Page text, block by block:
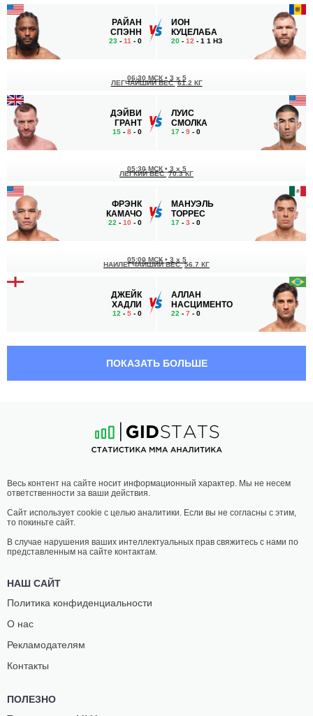
РАЙАН
СПЭНН
23 - 11 - 0
ИОН
КУЦЕЛАБА
20 - 12 - 1 1 НЗ
ДЭЙВИ
ГРАНТ
15 - 8 - 0
06:30 МСК • 3 x 5
ЛЕГЧАЙШИЙ ВЕС 61.2 КГ
ЛУИС
СМОЛКА
17 - 9 - 0
ФРЭНК
КАМАЧО
22 - 10 - 0
05:30 МСК • 3 x 5
ЛЕГКИЙ ВЕС 70.3 КГ
МАНУЭЛЬ
ТОРРЕС
17 - 3 - 0
ДЖЕЙК
ХАДЛИ
12 - 5 - 0
05:00 МСК • 3 x 5
НАИЛЕГЧАЙШИЙ ВЕС 56.7 КГ
АЛЛАН
НАСЦИМЕНТО
22 - 7 - 0
ДЖОНСОН
24-20- 0
03:45 МСК•
ЛЕГКИЙ ВЕС 70.3 КГ
ПАТРИК
ПОКАЗАТЬ БОЛЬШЕ
Весь контент на сайте носит информационный характер. Мы не несем
ответственности за ваши действия.
Сайт использует cookie с целью аналитики. Если вы не согласны с этим,
то покиньте сайт.
В случае нарушения ваших интеллектуальных прав свяжитесь с нами по
представленным на сайте контактам.
НАШ САЙТ
Политика конфиденциальности
О нас
Рекламодателям
Контакты
ПОЛЕЗНО